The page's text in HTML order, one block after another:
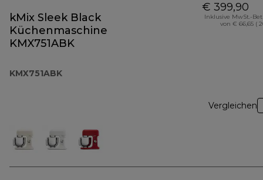
kMix Sleek Black
Küchenmaschine
KMX751ABK
KMX751ABK
€ 399,90
Inklusive MwSt.-
von € 66,65 (
Vergleichen